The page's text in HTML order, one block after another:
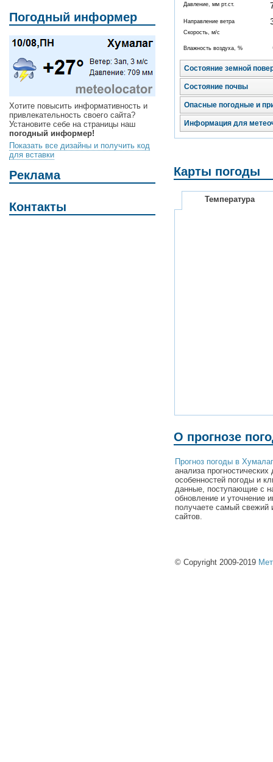
Погодный информер
Хотите повысить информативность и
привлекательность своего сайта?
Установите себе на страницы наш
погодный информер!
Показать все дизайны и получить код
для вставки
Реклама
Контакты
Давление, мм рт.ст.
Направление ветра
Скорость, м/с
Влажность воздуха, %
Состояние земной
Состояние почвы
Опасные погодные и
Информация для
Карты погоды
Температура
О прогнозе
Прогноз погоды в
анализа
особенностей погоды и
данные, поступающие с
обновление и уточнение
получаете самый свежий
сайтов.
© Copyright 2009-2019